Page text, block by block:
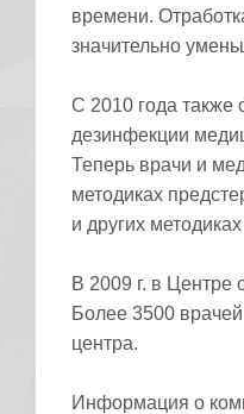
времени.
значительно
С 2010 года также
дезинфекции
Теперь врачи и
методиках
и других
В 2009 г. в Центре
Более 3500
центра.
Информация о